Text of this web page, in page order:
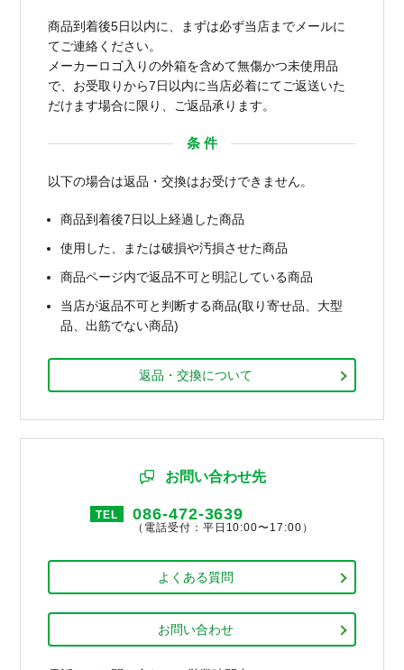
商品到着後5日以内に、まずは必ず当店までメールに
てご連絡ください。
メーカーロゴ入りの外箱を含めて無傷かつ未使用品
で、お受取りから7日以内に当店必着にてご返送いた
だけます場合に限り、ご返品承ります。
条 件
以下の場合は返品・交換はお受けできません。
商品到着後7日以上経過した商品
使用した、または破損や汚損させた商品
商品ページ内で返品不可と明記している商品
当店が返品不可と判断する商品(取り寄せ品、大型
品、出筋でない商品)
返品・交換について
お問い合わせ先
TEL 086-472-3639
（電話受付：平日10:00〜17:00）
よくある質問
お問い合わせ